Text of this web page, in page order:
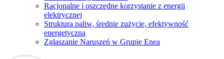
Racjonalne i oszczędne korzystanie z energii
elektrycznej
Struktura paliw, średnie zużycie, efektywność
energetyczna
Zgłaszanie Naruszeń w Grupie Enea